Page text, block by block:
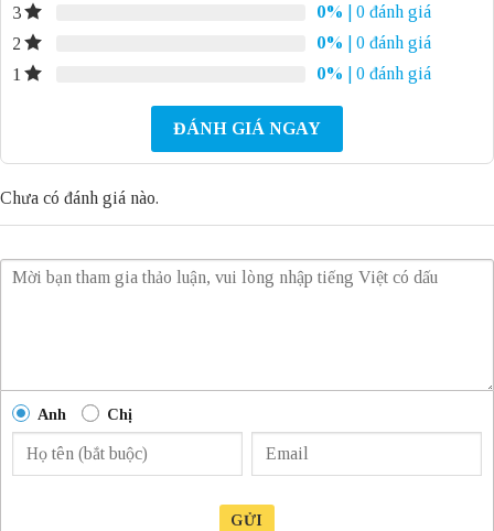
3
0%
| 0 đánh giá
2
0%
| 0 đánh giá
1
0% | 0 đánh giá
ĐÁNH GIÁ NGAY
Chưa có đánh giá nào.
Anh Chị
GỬI